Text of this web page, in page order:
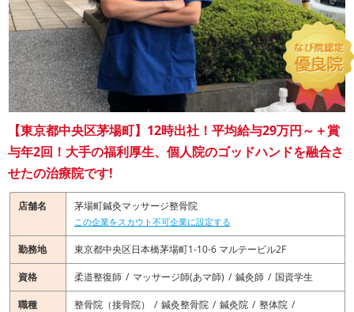
【東京都中央区茅場町】12時出社！平均給与29万円～＋賞
与年2回！大手の福利厚生、個人院のゴッドハンドを融合さ
せたの治療院です!
店舗名 茅場町鍼灸マッサージ整骨院
この企業をスカウト不可企業に設定する
勤務地 東京都中央区日本橋茅場町1-10-6 マルテービル2F
資格 柔道整復師 マッサージ師(あマ師) 鍼灸師 国資学生
職種 整骨院（接骨院） 鍼灸整骨院 鍼灸院
整体院